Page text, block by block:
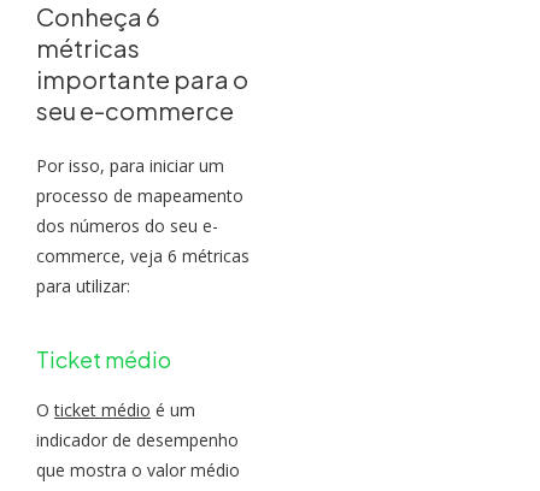
Conheça 6
métricas
importante para o
seu e-commerce
Por isso, para iniciar um
processo de mapeamento
dos números do seu e-
commerce, veja 6 métricas
para utilizar:
Ticket médio
Oticket médio é um
indicador de desempenho
que mostra o valor médio